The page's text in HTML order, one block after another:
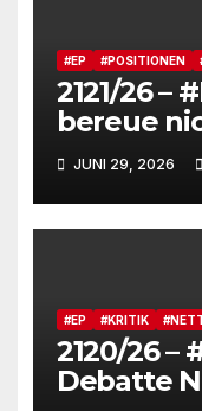
#EP #POSITIONEN
2121/26 –
bereue
media
JUNI 29, 2026
#EP #KRITIK
2120/26 –
Debatte